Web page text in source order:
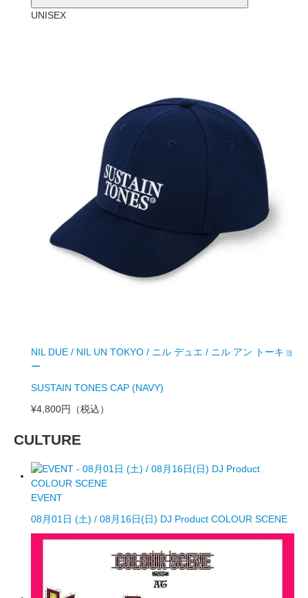
UNISEX
NIL DUE / NIL UN TOKYO / ニル デュエ / ニル アン トーキョ
ー
SUSTAIN TONES CAP (NAVY)
¥4,800円
（税込）
CULTURE
EVENT
08月01日 (土) / 08月16日(日) DJ Product COLOUR SCENE